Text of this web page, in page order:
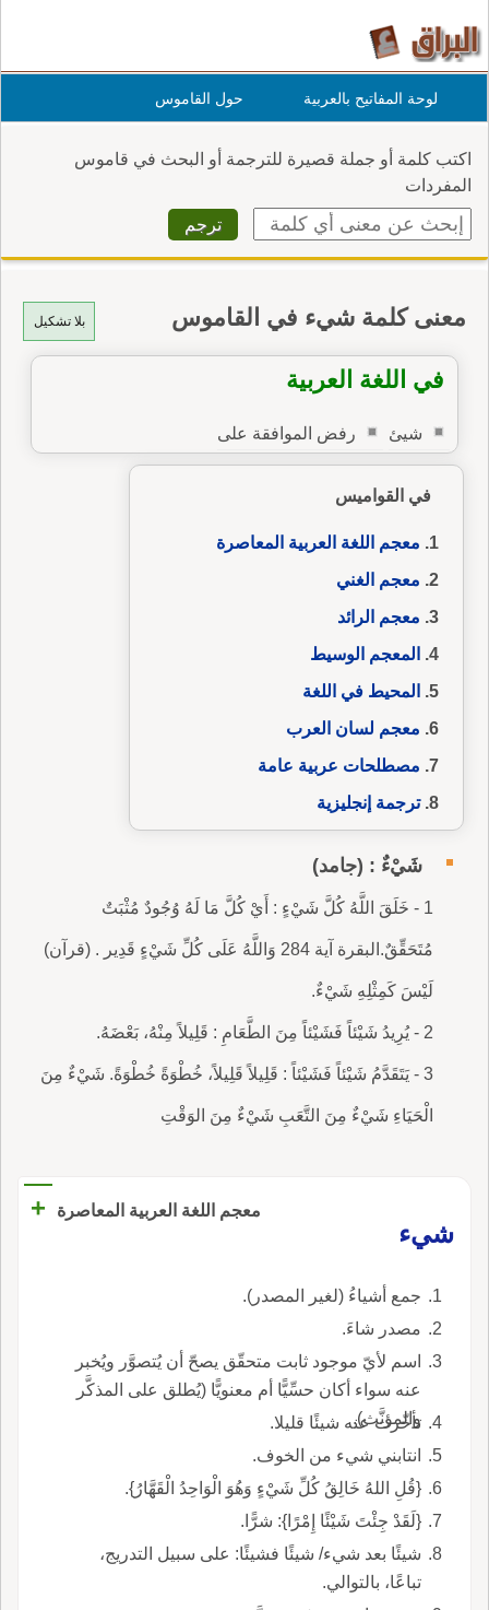
لوحة المفاتيح بالعربية حول القاموس
اكتب كلمة أو جملة قصيرة للترجمة أو البحث في قاموس
المفردات
بلا تشكيل معنى كلمة شيء في القاموس
في اللغة العربية
شيئ رفض الموافقة على
في القواميس
معجم اللغة العربية المعاصرة
معجم الغني
معجم الرائد
المعجم الوسيط
المحيط في اللغة
معجم لسان العرب
مصطلحات عربية عامة
ترجمة إنجليزية
شَيْءٌ : (جامد)
1 - خَلَقَ اللَّهُ كُلَّ شَيْءٍ : أَيْ كُلَّ مَا لَهُ وُجُودٌ مُثْبَتٌ
مُتَحَقِّقٌ.البقرة آية 284 وَاللَّهُ عَلَى كُلِّ شَيْءٍ قَدِير . (قرآن)
لَيْسَ كَمِثْلِهِ شَيْءٌ.
2 - يُرِيدُ شَيْئاً فَشَيْئاً مِنَ الطَّعَامِ : قَلِيلاً مِنْهُ، بَعْضَهُ.
3 - يَتَقَدَّمُ شَيْئاً فَشَيْئاً : قَلِيلاً قَلِيلاً، خُطْوَةً خُطْوَةً. شَيْءٌ مِنَ
الْحَيَاءِ شَيْءٌ مِنَ التَّعَبِ شَيْءٌ مِنَ الوَقْتِ
معجم اللغة العربية المعاصرة
+
شيء
جمع أشياءُ (لغير المصدر).
مصدر شاءَ.
اسم لأيّ موجود ثابت متحقّق يصحّ أن يُتصوَّر ويُخبر
عنه سواء أكان حسِّيًّا أم معنويًّا (يُطلق على المذكَّر
والمؤنَّث).
تأخّرت عنه شيئًا قليلا.
انتابني شيء من الخوف.
{قُلِ اللهُ خَالِقُ كُلِّ شَيْءٍ وَهُوَ الْوَاحِدُ الْقَهَّارُ}.
{لَقَدْ جِئْتَ شَيْئًا إِمْرًا}: شرًّا.
شيئًا بعد شيء/ شيئًا فشيئًا: على سبيل التدريج،
تباعًا، بالتوالي.